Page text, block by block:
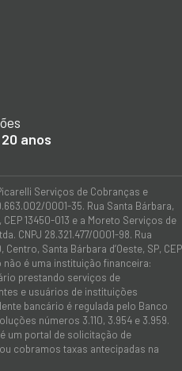
anos
Serviços de Cobranças e
0001-35. Rua Santa Bárbara,
13450-013 e a Moreto Serviços de
CNPJ 28.321.477/0001-98. Rua
Centro, Santa Bárbara d’Oeste, SP, CEP
não é uma instituição financeira:
prestando serviços de
e usuários de instituições
bancário é regulada pelo Banco
números 3.110, 3.954 e 3.959.
um portal de solicitação de
cobramos taxas antecipadas na